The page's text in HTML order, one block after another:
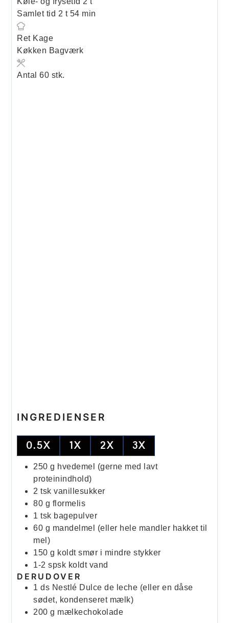
Samlet tid 2 timer
t 54minutter
min
Ret Kage
Køkken Bagværk
Antal60 stk.
INGREDIENSER
0.5X 1X 2X 3X
250 g hvedemel (gerne med lavt
proteinindhold)
2 tsk vanillesukker
80 g flormelis
1 tsk bagepulver
60 g mandelmel (eller hele mandler hakket til
mel)
150 g koldt smør i mindre stykker
1-2 spsk koldt vand
DERUDOVER
1 ds Nestlé Dulce de leche (eller en dåse
sødet, kondenseret mælk)
200 g mælkechokolade